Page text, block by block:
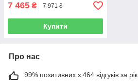
7 465 ₴ 7 971 ₴
Купити
Про нас
99% позитивних з 464 відгуків за рік